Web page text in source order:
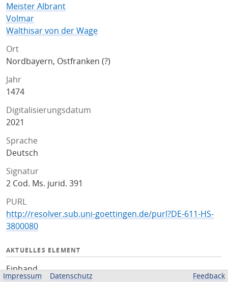
Meister Albrant
Volmar
Walthisar von der Wage
Ort
Nordbayern, Ostfranken (?)
Jahr
1474
Digitalisierungsdatum
2021
Sprache
Deutsch
Signatur
2 Cod. Ms. jurid. 391
PURL
http://resolver.sub.uni-goettingen.de/purl?DE-611-HS-
3800080
AKTUELLES ELEMENT
Einband
Impressum Datenschutz Feedback